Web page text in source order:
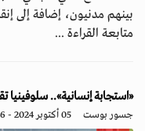
بينهم مدنيون، إضافة إلى
متابعة القراءة ...
«استجابة إنسانية».. سلوفينيا تقدم
جسور بوست 05 أكتوبر 2024 - 12:26